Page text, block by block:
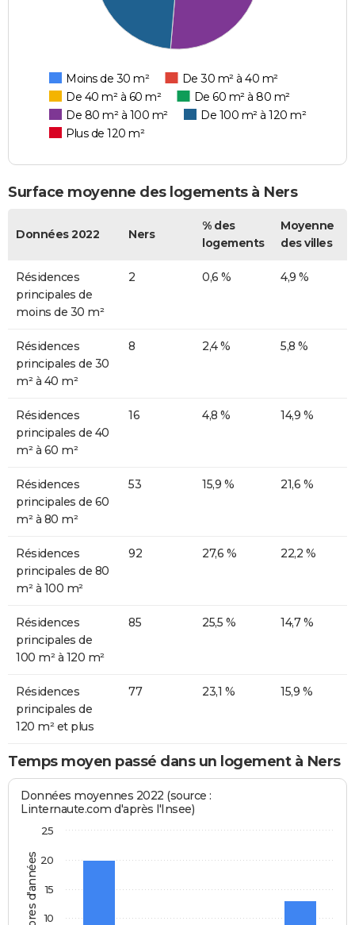
Moins de 30 m²
De 30 m² à 40 m²
De 40 m² à 60 m²
De 60 m² à 80 m²
De 80 m² à 100 m²
De 100 m² à 120 m²
Plus de 120 m²
Surface moyenne des logements à Ners
Données 2022 Ners
% des
logements
Moyenne
des villes
Résidences
principales de
moins de 30 m²
2 0,6 % 4,9 %
Résidences
principales de 30
m² à 40 m²
8 2,4 % 5,8 %
Résidences
principales de 40
m² à 60 m²
16 4,8 % 14,9 %
Résidences
principales de 60
m² à 80 m²
53 15,9 % 21,6 %
Résidences
principales de 80
m² à 100 m²
92 27,6 % 22,2 %
Résidences
principales de
100 m² à 120 m²
85 25,5 % 14,7 %
Résidences
principales de
120 m² et plus
77 23,1 % 15,9 %
Temps moyen passé dans un logement à Ners
Nombres d'années
Données moyennes 2022 (source :
Linternaute.com d'après l'Insee)
10
15
20
25